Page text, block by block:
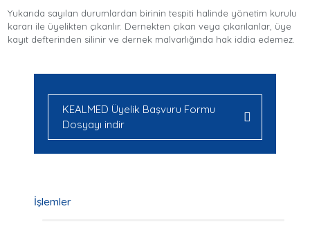
Yukarıda sayılan durumlardan birinin tespiti halinde yönetim kurulu
kararı ile üyelikten çıkarılır. Dernekten çıkan veya çıkarılanlar, üye
kayıt defterinden silinir ve dernek malvarlığında hak iddia edemez.
KEALMED Üyelik Başvuru Formu
Dosyayı indir
İşlemler